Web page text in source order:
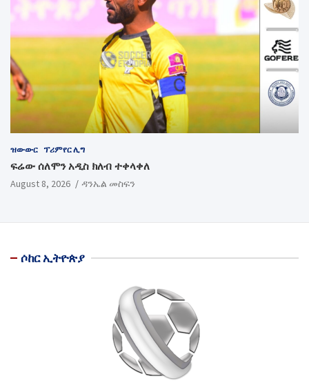
ዝውውር ፕሪምየር ሊግ
ፍሬው ሰለሞን አዲስ ክለብ ተቀላቀለ
August 8, 2026 ዳንኤል መስፍን
ሶከር ኢትዮጵያ